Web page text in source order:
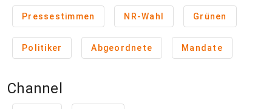
Pressestimmen NR-Wahl Grünen
Politiker Abgeordnete Mandate
Channel